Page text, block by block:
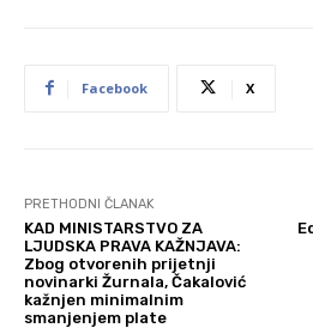
Facebook X
PRETHODNI ČLANAK
KAD MINISTARSTVO ZA
LJUDSKA PRAVA KAŽNJAVA:
Zbog otvorenih prijetnji
novinarki Žurnala, Čakalović
kažnjen minimalnim
smanjenjem plate